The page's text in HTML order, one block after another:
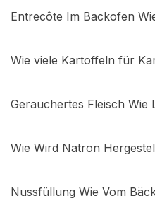
Entrecôte Im Backofen
Wie viele Kartoffeln für
Geräuchertes Fleisch Wie
Wie Wird Natron
Nussfüllung Wie Vom